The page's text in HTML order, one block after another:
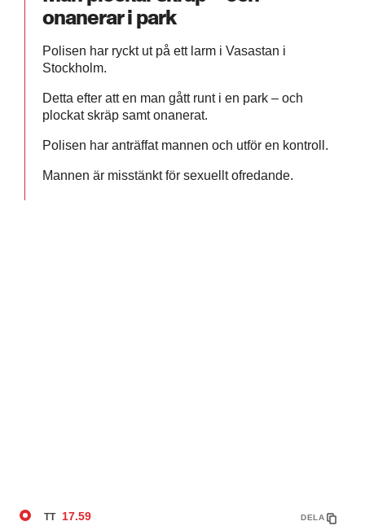
onanerar i park
Polisen har ryckt ut på ett larm i Vasastan i
Stockholm.
Detta efter att en man gått runt i en park – och
plockat skräp samt onanerat.
Polisen har anträffat mannen och utför en kontroll.
Mannen är misstänkt för sexuellt ofredande.
TT 17.59 DELA